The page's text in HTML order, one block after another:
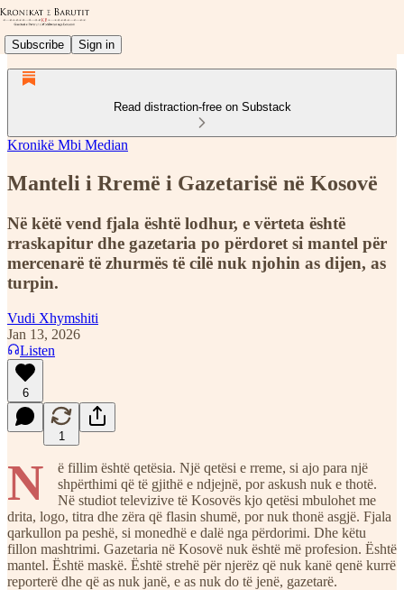
Subscribe Sign in
Read distraction-free on Substack
Kronikë Mbi Median
Manteli i Rremë i Gazetarisë në Kosovë
Në këtë vend fjala është lodhur, e vërteta është
rraskapitur dhe gazetaria po përdoret si mantel për
mercenarë të zhurmës të cilë nuk njohin as dijen, as
turpin.
Vudi Xhymshiti
Jan 13, 2026
Listen
6
1
N
ë fillim është qetësia. Një qetësi e rreme, si ajo para një
shpërthimi që të gjithë e ndjejnë, por askush nuk e thotë.
Në studiot televizive të Kosovës kjo qetësi mbulohet me
drita, logo, titra dhe zëra që flasin shumë, por nuk thonë asgjë. Fjala
qarkullon pa peshë, si monedhë e dalë nga përdorimi. Dhe këtu
fillon mashtrimi. Gazetaria në Kosovë nuk është më profesion. Është
mantel. Është maskë. Është strehë për njerëz që nuk kanë qenë kurrë
reporterë dhe që as nuk janë, e as nuk do të jenë, gazetarë.